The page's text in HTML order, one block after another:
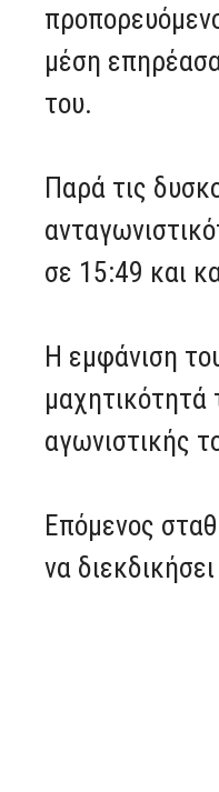
μέση
του.
Παρά τις
σε 15:49 και
Η εμφάνιση
μαχητικότητά
αγωνιστικής
Επόμενος
να